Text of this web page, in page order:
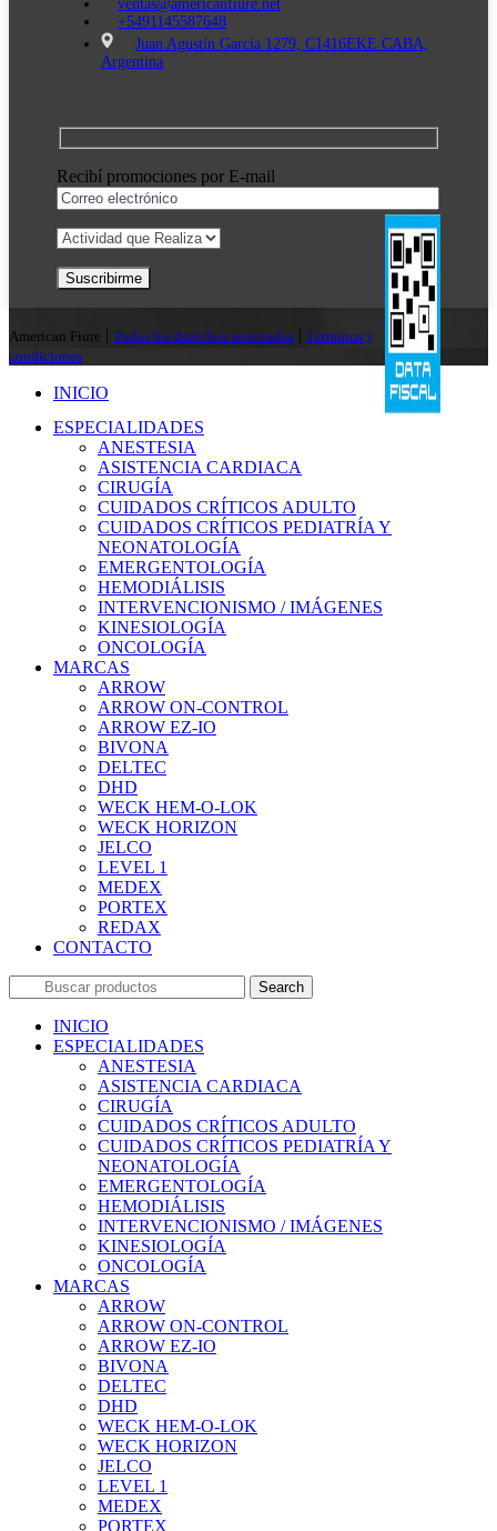
ventas@americanfiure.net
+5491145587648
Juan Agustín García 1279, C1416EKE CABA,
Argentina
Recibí promociones por E-mail
American Fiure | Todos los derechos reservados | Términos y
condiciones
INICIO
ESPECIALIDADES
ANESTESIA
ASISTENCIA CARDIACA
CIRUGÍA
CUIDADOS CRÍTICOS ADULTO
CUIDADOS CRÍTICOS PEDIATRÍA Y
NEONATOLOGÍA
EMERGENTOLOGÍA
HEMODIÁLISIS
INTERVENCIONISMO / IMÁGENES
KINESIOLOGÍA
ONCOLOGÍA
MARCAS
ARROW
ARROW ON-CONTROL
ARROW EZ-IO
BIVONA
DELTEC
DHD
WECK HEM-O-LOK
WECK HORIZON
JELCO
LEVEL 1
MEDEX
PORTEX
REDAX
CONTACTO
Search
INICIO
ESPECIALIDADES
ANESTESIA
ASISTENCIA CARDIACA
CIRUGÍA
CUIDADOS CRÍTICOS ADULTO
CUIDADOS CRÍTICOS PEDIATRÍA Y
NEONATOLOGÍA
EMERGENTOLOGÍA
HEMODIÁLISIS
INTERVENCIONISMO / IMÁGENES
KINESIOLOGÍA
ONCOLOGÍA
MARCAS
ARROW
ARROW ON-CONTROL
ARROW EZ-IO
BIVONA
DELTEC
DHD
WECK HEM-O-LOK
WECK HORIZON
JELCO
LEVEL 1
MEDEX
PORTEX